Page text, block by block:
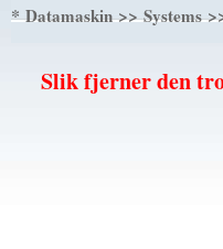
*Datamaskin>>Systems
Slik fjerner den